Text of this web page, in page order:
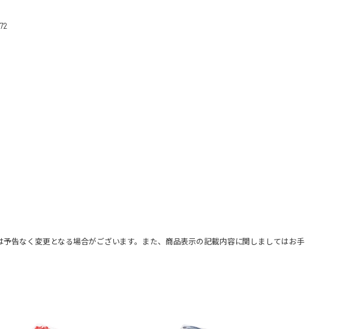
告なく変更となる場合がございます。また、商品表示の記載内容に関しましてはお手